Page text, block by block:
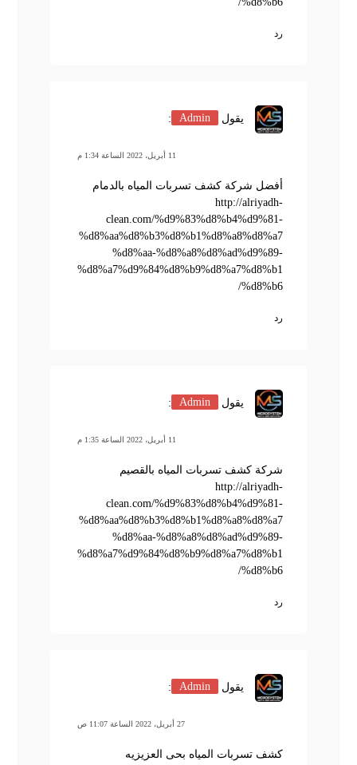
رد
يقول Admin
:
11 أبريل، 2022 الساعة 1:34 م
أفضل شركة كشف تسربات المياه بالدمام
http://alriyadh-
clean.com/%d9%83%d8%b4%d9%81-
%d8%aa%d8%b3%d8%b1%d8%a8%d8%a7
%d8%aa-%d8%a8%d8%ad%d9%89-
%d8%a7%d9%84%d8%b9%d8%a7%d8%b1
%d8%b6/
رد
يقول Admin
:
11 أبريل، 2022 الساعة 1:35 م
شركة كشف تسربات المياه بالقصيم
http://alriyadh-
clean.com/%d9%83%d8%b4%d9%81-
%d8%aa%d8%b3%d8%b1%d8%a8%d8%a7
%d8%aa-%d8%a8%d8%ad%d9%89-
%d8%a7%d9%84%d8%b9%d8%a7%d8%b1
%d8%b6/
رد
يقول Admin
:
27 أبريل، 2022 الساعة 11:07 ص
كشف تسربات المياه بحى العزيزيه